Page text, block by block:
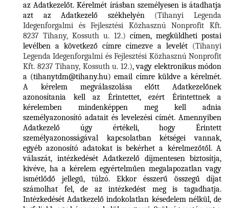
az Adatkezelőt. Kérelmét írásban személyesen is átadhatja
azt az Adatkezelő székhelyén (Tihanyi Legenda
Idegenforgalmi és Fejlesztési Közhasznú Nonprofit Kft.
8237 Tihany, Kossuth u. 12.) címen, megküldheti postai
levélben a következő címre címezve a levelét (Tihanyi
Legenda Idegenforgalmi és Fejlesztési Közhasznú Nonprofit
Kft. 8237 Tihany, Kossuth u. 12.), vagy elektronikus módon
a (tihanytdm@tihany.hu) email címre küldve a kérelmét.
A kérelem megválaszolása előtt Adatkezelőnek
azonosítania kell az Érintettet, ezért Érintettnek a
kérelemben mindenképpen meg kell adnia
személyazonosító adatait és levelezési címét. Amennyiben
Adatkezelő úgy értékeli, hogy Érintett
személyazonosságával kapcsolatban kétségei vannak,
egyéb azonosító adatokat is bekérhet a kérelmezőtől. A
válaszát, intézkedését Adatkezelő díjmentesen biztosítja,
kivéve, ha a kérelem egyértelműen megalapozatlan vagy
ismétlődő jellegű, túlzó. Ekkor ésszerű összegű díjat
számolhat fel, de az intézkedést meg is tagadhatja.
Intézkedését Adatkezelő indokolatlan késedelem nélkül, de